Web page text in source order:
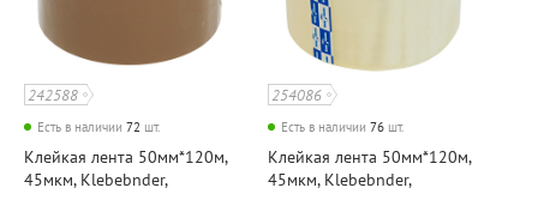
242588
Есть в наличии 72 шт.
Клейкая лента 50мм*120м,
45мкм, Klebebnder,
254086
Есть в наличии 76 шт.
Клейкая лента 50мм*120м,
45мкм, Klebebnder,